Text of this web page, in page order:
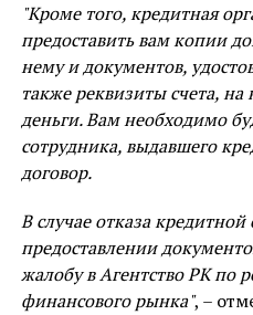
"Кроме того, кредитная
предоставить вам копии
нему и документов,
также реквизиты счета,
деньги. Вам необходимо
сотрудника, выдавшего
договор.
В случае отказа
предоставлении
жалобу в Агентство РК по
финансового рынка", –